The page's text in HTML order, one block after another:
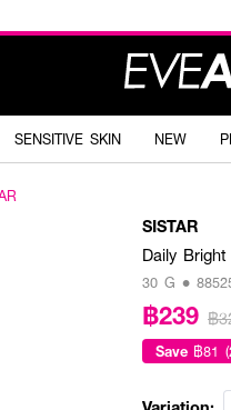
SENSITIVE SKIN NEW
SISTAR
Daily
30 G •
฿239 ฿
Save ฿81